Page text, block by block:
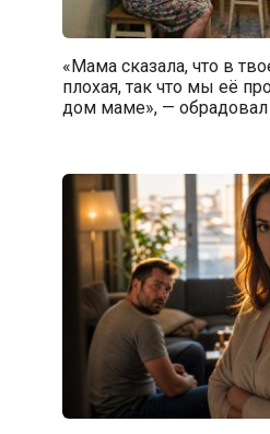
«Мама сказала, что в
плохая, так что мы её
дом маме», — обрадовал